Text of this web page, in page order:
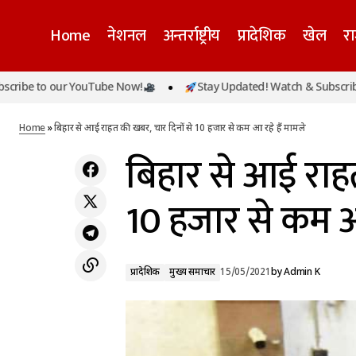
Home नेशनल अन्तर्राष्ट्रीय प्रादेशिक खेल
दिल्ली में लगातार कम हो रहे कोरोना के मामले,
YouTube Now! Stay Updated! Watch & Subscribe to our
Home»बिहार से आई राहत की खबर, चार दिनों से 10 हजार से कम आ रहे हैं मामले
बिहार से आई
10 हजार से कम
प्रादेशिक मुख्य समाचार 15/05/2021byAdmin K